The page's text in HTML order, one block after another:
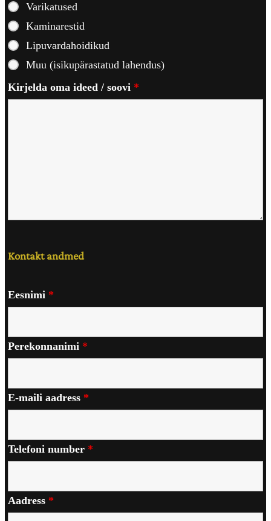
Varikatused
Kaminarestid
Lipuvardahoidikud
Muu (isikupärastatud lahendus)
Kirjelda oma ideed / soovi *
Kontakt andmed
Eesnimi *
Perekonnanimi *
E-maili aadress *
Telefoni number *
Aadress *